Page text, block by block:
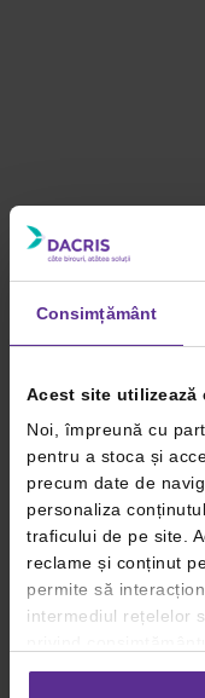
Consimțământ
Acest site utilizează
Noi, împreună cu
pentru a stoca și
precum date de
personaliza
traficului de pe site.
reclame și conținut
permite să
intermediul rețelelor
consimțământul